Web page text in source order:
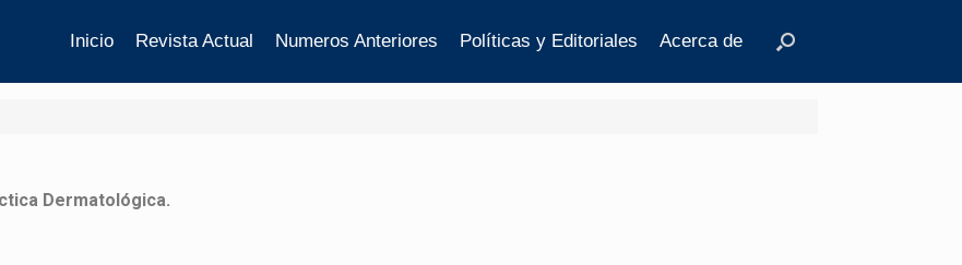
Inicio Revista Actual Numeros Anteriores Políticas y Editoriales Acerca de
Dermatológica.